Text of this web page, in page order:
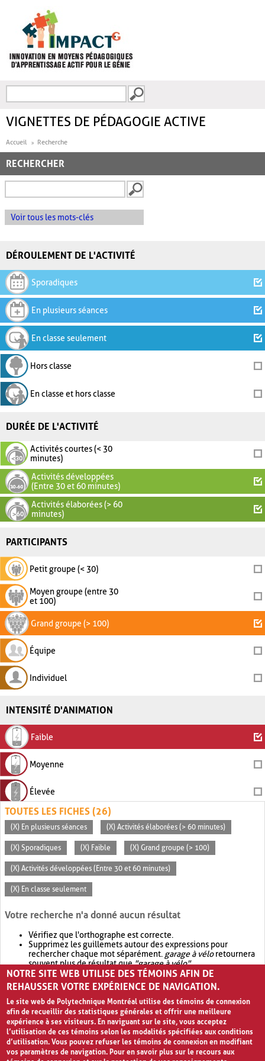
FORMULAIRE DE
VIGNETTES DE PÉDAGOGIE ACTIVE
Accueil Recherche
RECHERCHER
Voir tous les mots-clés
DÉROULEMENT DE L'ACTIVITÉ
Sporadiques
En plusieurs séances
En classe seulement
Hors classe
En classe et hors classe
DURÉE DE L'ACTIVITÉ
Activités courtes (< 30
minutes)
Activités développées
(Entre 30 et 60 minutes)
Activités élaborées (> 60
minutes)
PARTICIPANTS
Petit groupe (< 30)
Moyen groupe (entre 30
et 100)
Grand groupe (> 100)
Équipe
Individuel
INTENSITÉ D'ANIMATION
Faible
Moyenne
Élevée
TOUTES LES FICHES (26)
(X) En plusieurs séances (X) Activités élaborées (> 60 minutes)
(X) Sporadiques (X) Faible (X) Grand groupe (> 100)
(X) Activités développées (Entre 30 et 60 minutes)
(X) En classe seulement
Votre recherche n'a donné aucun résultat
Vérifiez que l'orthographe est correcte.
Supprimez les guillemets autour des expressions pour
rechercher chaque mot séparément. garage à véloretournera
souvent plus de résultat que"garage à vélo".
Envisagez d'élargir votre recherche avec OR.garage OR vélo
retournera souvent plus de résultat quegarage à vélo
NOTRE SITE WEB UTILISE DES TÉMOINS AFIN DE
REHAUSSER VOTRE EXPÉRIENCE DE NAVIGATION.
Le site web de Polytechnique Montréal utilise des témoins de connexion
afin de recueillir des statistiques générales et offrir une meilleure
expérience à ses visiteurs. En naviguant sur le site, vous acceptez
l’utilisation de ces témoins selon les modalités spécifiées aux conditions
d’utilisation. Vous pouvez refuser les témoins de connexion en modifiant
vos paramètres de navigation. Pour en savoir plus sur le recours aux